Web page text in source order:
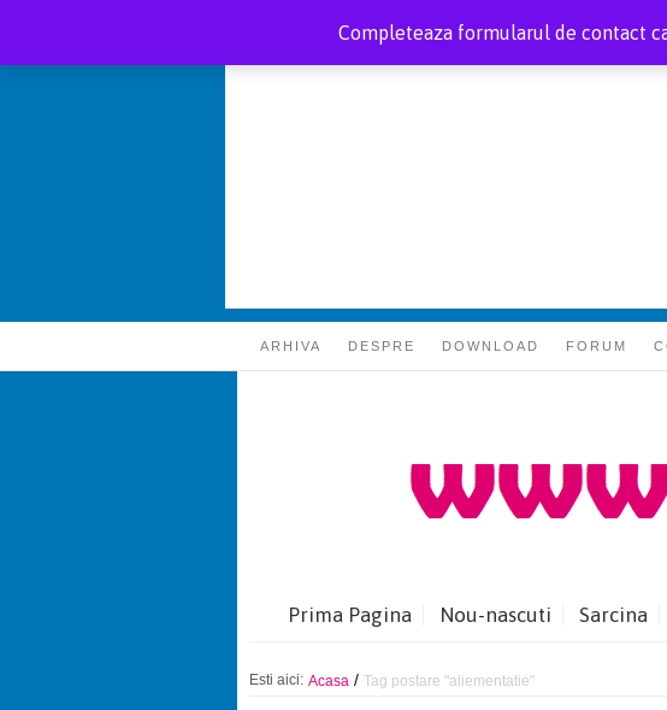
ARHIVA DESPRE DOWNLOAD FORUM
Prima Pagina Nou-nascuti Sarcina
Esti aici: Acasa / Tag postare "aliementatie"
Completeaza formularul de contact